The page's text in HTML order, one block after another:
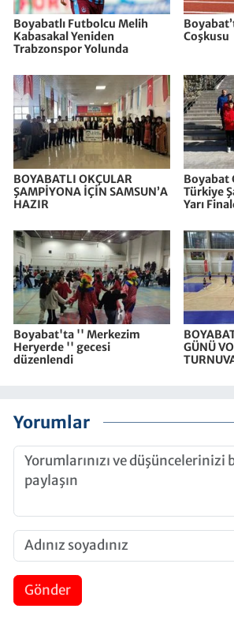
Boyabatlı Futbolcu Melih
Kabasakal Yeniden
Trabzonspor Yolunda
Coşkusu
BOYABATLI OKÇULAR
ŞAMPİYONA İÇİN SAMSUN’A
HAZIR
Boyabat
Türkiye
Yarı
Boyabat'ta '' Merkezim
Heryerde '' gecesi
düzenlendi
GÜNÜ
Yorumlar
Gönder